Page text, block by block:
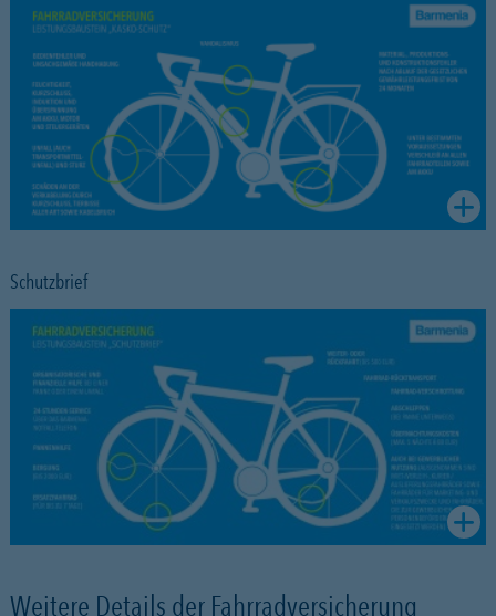
Schutzbrief
Weitere Details der Fahrradversicherung